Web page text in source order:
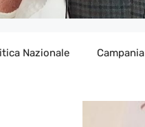
Nazionale Campania